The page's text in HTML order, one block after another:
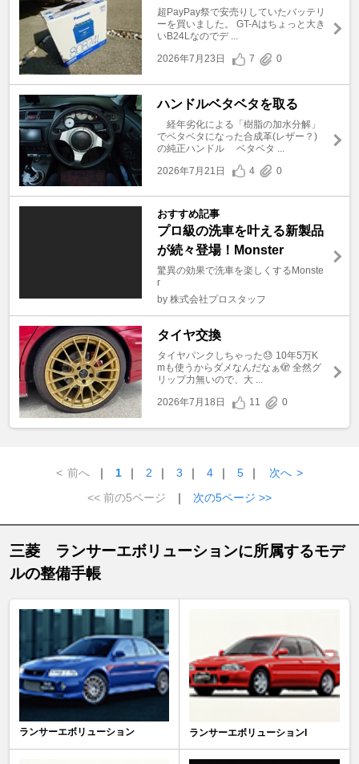
超PayPay祭で安売りしていたバッテリ
ーを買いました。 GT-Aはちょっと大き
いB24Lなのでデ ...
2026年7月23日
7 0
ハンドルベタベタを取る
経年劣化による「樹脂の加水分解」
でベタベタになった合成革(レザー？)
の純正ハンドル ベタベタ ...
2026年7月21日
4 0
おすすめ記事
プロ級の洗車を叶える新製品
が続々登場！Monster
驚異の効果で洗車を楽しくするMonste
r
by 株式会社プロスタッフ
タイヤ交換
タイヤパンクしちゃった😓 10年5万K
mも使うからダメなんだなぁ🫣 全然グ
リップ力無いので、大 ...
2026年7月18日
11 0
< 前へ ｜ 1 ｜ 2 ｜ 3 ｜ 4 ｜ 5 ｜ 次へ >
<< 前の5ページ
｜ 次の5ページ >>
三菱 ランサーエボリューションに所属するモデ
ルの整備手帳
ランサーエボリューション ランサーエボリューションI